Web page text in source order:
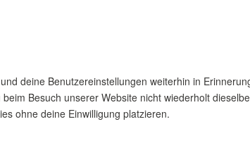
deine Benutzereinstellungen weiterhin in
Besuch unserer Website nicht wiederholt
ohne deine Einwilligung platzieren.